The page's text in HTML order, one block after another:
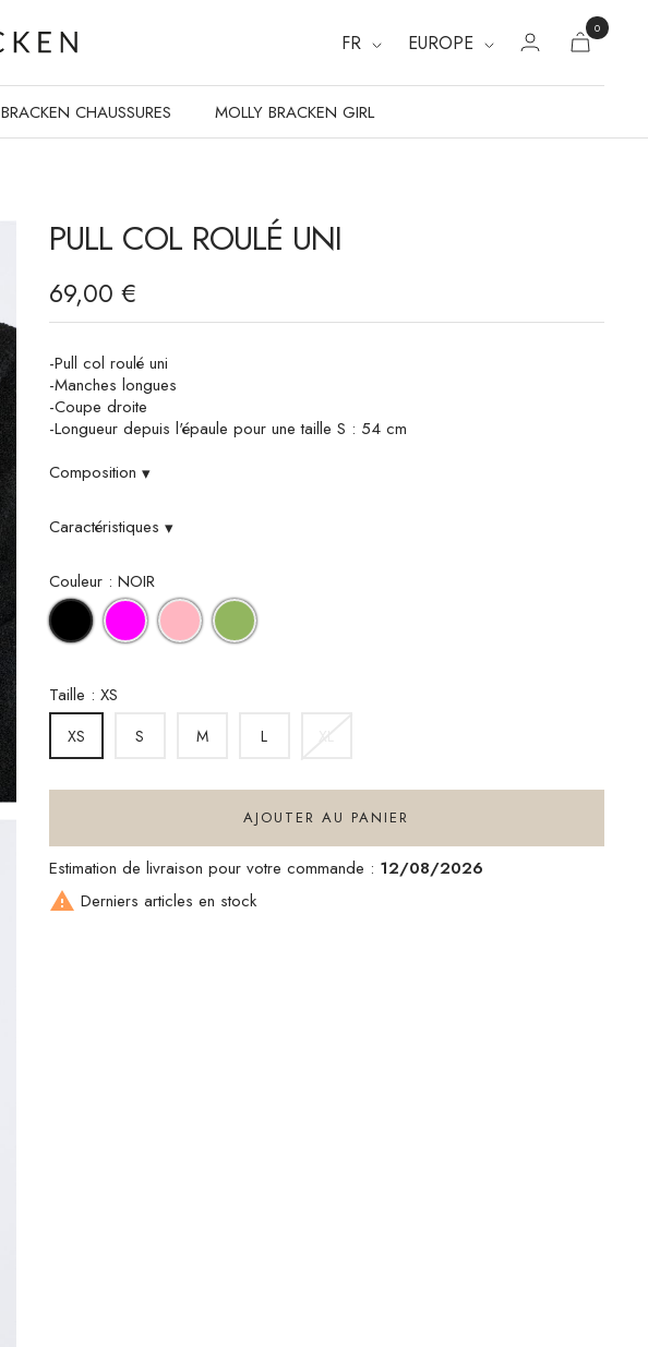
FR EUROPE
0
BRACKEN CHAUSSURES MOLLY BRACKEN GIRL
PULL COL ROULÉ UNI
69,00 €
-Pull col roulé uni
-Manches longues
-Coupe droite
-Longueur depuis l'épaule pour une taille S : 54 cm
Composition ▾
Caractéristiques ▾
Couleur : NOIR
NOIR FUCHSIALIGHT
PINK
LIME
GREEN
Taille : XS
XS S M L
AJOUTER AU PANIER
Estimation de livraison pour votre commande : 12/08/2026
 Derniers articles en stock